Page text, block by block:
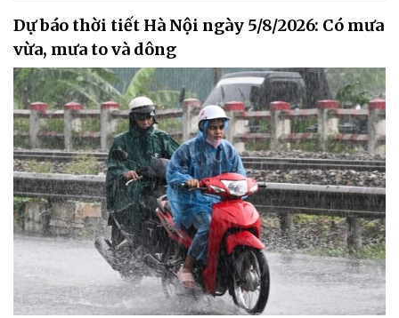
Dự báo thời tiết Hà Nội ngày 5/8/2026: Có mưa
vừa, mưa to và dông